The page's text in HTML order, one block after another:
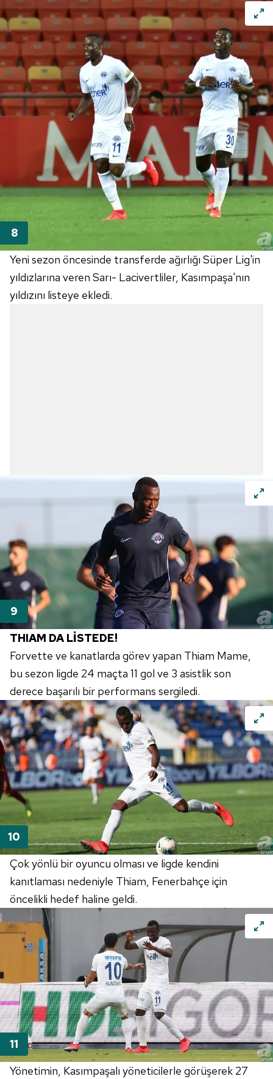
Yeni sezon öncesinde transferde ağırlığı Süper Lig'in
yıldızlarına veren Sarı- Lacivertliler, Kasımpaşa'nın
yıldızını listeye ekledi.
THIAM DA LİSTEDE!
Forvette ve kanatlarda görev yapan Thiam Mame,
bu sezon ligde 24 maçta 11 gol ve 3 asistlik son
derece başarılı bir performans sergiledi.
Çok yönlü bir oyuncu olması ve ligde kendini
kanıtlaması nedeniyle Thiam, Fenerbahçe için
öncelikli hedef haline geldi.
Yönetimin, Kasımpaşalı yöneticilerle görüşerek 27